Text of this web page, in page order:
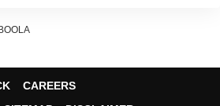
जानकारी देता है, हालांकि ऊंचाई पर
CAREERS